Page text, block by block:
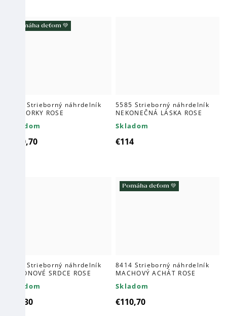
Pomáha deťom 💚
9951 Strieborný náhrdelník
BARBORKY ROSE
Skladom
€110,70
5585 Strieborný náhrdelník
NEKONEČNÁ LÁSKA ROSE
Skladom
€114
4299 Strieborný náhrdelník
ZIRKÓNOVÉ SRDCE ROSE
Skladom
€41,30
Pomáha deťom 💚
8414 Strieborný náhrdelník
MACHOVÝ ACHÁT ROSE
Skladom
€110,70